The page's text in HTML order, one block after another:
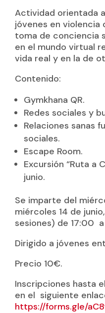
Actividad orientada
jóvenes en violencia
toma de conciencia
en el mundo virtual
vida real y en la de
Contenido:
Gymkhana QR.
Redes sociales y
Relaciones sanas
sociales.
Escape Room.
Excursión “Ruta a
junio.
Se imparte del
miércoles 14 de
sesiones) de 17:00
Dirigido a jóvenes
Precio 10€.
Inscripciones hasta
en el siguiente
https://forms.gle/